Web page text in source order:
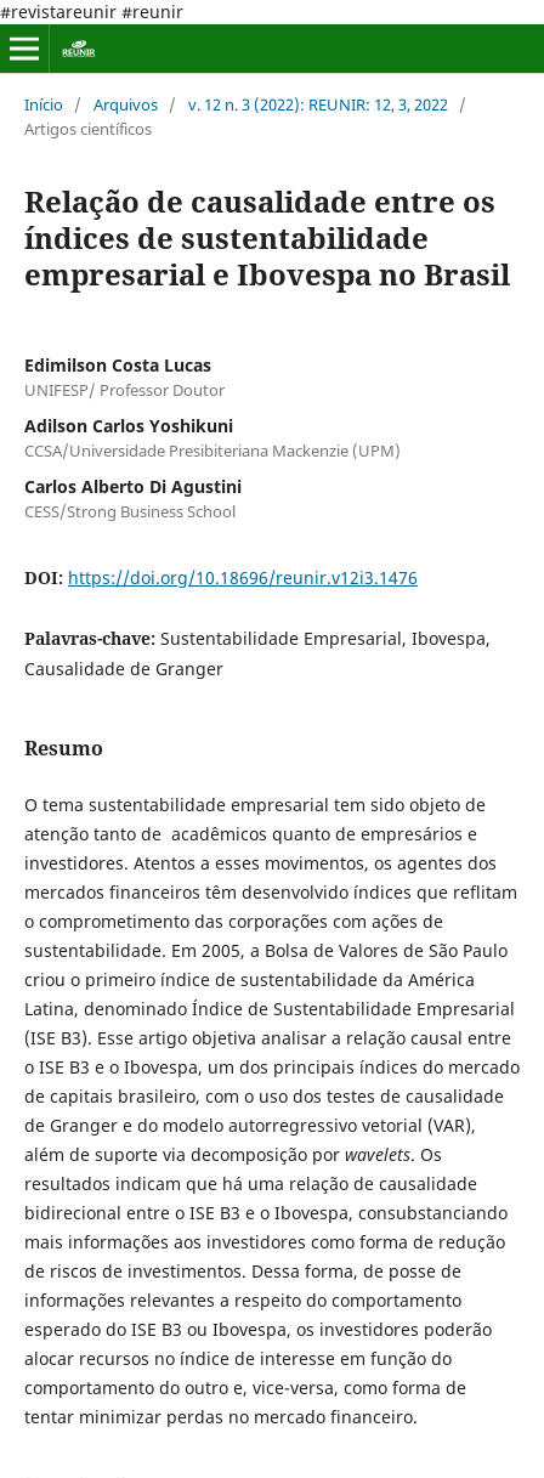
#revistareunir #reunir
Início / Arquivos / v. 12 n. 3 (2022): REUNIR: 12, 3, 2022 /
Artigos científicos
Relação de causalidade entre os
índices de sustentabilidade
empresarial e Ibovespa no Brasil
Edimilson Costa Lucas
UNIFESP/ Professor Doutor
Adilson Carlos Yoshikuni
CCSA/Universidade Presibiteriana Mackenzie (UPM)
Carlos Alberto Di Agustini
CESS/Strong Business School
DOI: https://doi.org/10.18696/reunir.v12i3.1476
Palavras-chave: Sustentabilidade Empresarial, Ibovespa,
Causalidade de Granger
Resumo
O tema sustentabilidade empresarial tem sido objeto de
atenção tanto de acadêmicos quanto de empresários e
investidores. Atentos a esses movimentos, os agentes dos
mercados financeiros têm desenvolvido índices que reflitam
o comprometimento das corporações com ações de
sustentabilidade. Em 2005, a Bolsa de Valores de São Paulo
criou o primeiro índice de sustentabilidade da América
Latina, denominado Índice de Sustentabilidade Empresarial
(ISE B3). Esse artigo objetiva analisar a relação causal entre
o ISE B3 e o Ibovespa, um dos principais índices do mercado
de capitais brasileiro, com o uso dos testes de causalidade
de Granger e do modelo autorregressivo vetorial (VAR),
além de suporte via decomposição por wavelets. Os
resultados indicam que há uma relação de causalidade
bidirecional entre o ISE B3 e o Ibovespa, consubstanciando
mais informações aos investidores como forma de redução
de riscos de investimentos. Dessa forma, de posse de
informações relevantes a respeito do comportamento
esperado do ISE B3 ou Ibovespa, os investidores poderão
alocar recursos no índice de interesse em função do
comportamento do outro e, vice-versa, como forma de
tentar minimizar perdas no mercado financeiro.